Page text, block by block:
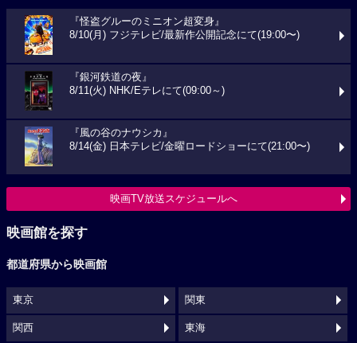
『怪盗グルーのミニオン超変身』
8/10(月) フジテレビ/最新作公開記念にて(19:00〜)
『銀河鉄道の夜』
8/11(火) NHK/Eテレにて(09:00～)
『風の谷のナウシカ』
8/14(金) 日本テレビ/金曜ロードショーにて(21:00〜)
映画TV放送スケジュールへ
映画館を探す
都道府県から映画館
東京 関東
関西 東海